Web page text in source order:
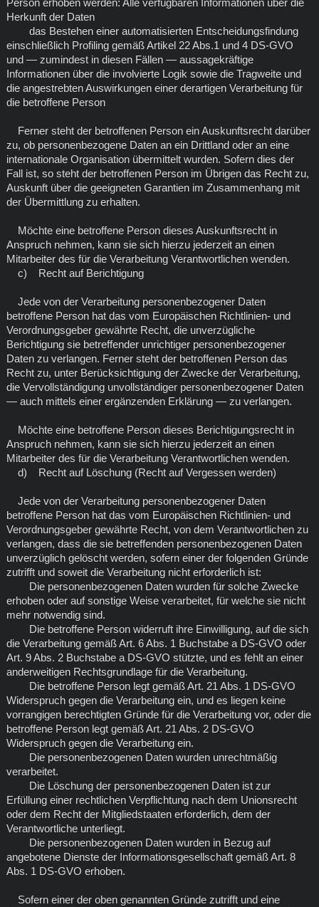
Person erhoben werden: Alle verfügbaren Informationen über die
Herkunft der Daten
das Bestehen einer automatisierten Entscheidungsfindung
einschließlich Profiling gemäß Artikel 22 Abs.1 und 4 DS-GVO
und — zumindest in diesen Fällen — aussagekräftige
Informationen über die involvierte Logik sowie die Tragweite und
die angestrebten Auswirkungen einer derartigen Verarbeitung für
die betroffene Person
Ferner steht der betroffenen Person ein Auskunftsrecht darüber
zu, ob personenbezogene Daten an ein Drittland oder an eine
internationale Organisation übermittelt wurden. Sofern dies der
Fall ist, so steht der betroffenen Person im Übrigen das Recht zu,
Auskunft über die geeigneten Garantien im Zusammenhang mit
der Übermittlung zu erhalten.
Möchte eine betroffene Person dieses Auskunftsrecht in
Anspruch nehmen, kann sie sich hierzu jederzeit an einen
Mitarbeiter des für die Verarbeitung Verantwortlichen wenden.
c) Recht auf Berichtigung
Jede von der Verarbeitung personenbezogener Daten
betroffene Person hat das vom Europäischen Richtlinien- und
Verordnungsgeber gewährte Recht, die unverzügliche
Berichtigung sie betreffender unrichtiger personenbezogener
Daten zu verlangen. Ferner steht der betroffenen Person das
Recht zu, unter Berücksichtigung der Zwecke der Verarbeitung,
die Vervollständigung unvollständiger personenbezogener Daten
— auch mittels einer ergänzenden Erklärung — zu verlangen.
Möchte eine betroffene Person dieses Berichtigungsrecht in
Anspruch nehmen, kann sie sich hierzu jederzeit an einen
Mitarbeiter des für die Verarbeitung Verantwortlichen wenden.
d) Recht auf Löschung (Recht auf Vergessen werden)
Jede von der Verarbeitung personenbezogener Daten
betroffene Person hat das vom Europäischen Richtlinien- und
Verordnungsgeber gewährte Recht, von dem Verantwortlichen zu
verlangen, dass die sie betreffenden personenbezogenen Daten
unverzüglich gelöscht werden, sofern einer der folgenden Gründe
zutrifft und soweit die Verarbeitung nicht erforderlich ist:
Die personenbezogenen Daten wurden für solche Zwecke
erhoben oder auf sonstige Weise verarbeitet, für welche sie nicht
mehr notwendig sind.
Die betroffene Person widerruft ihre Einwilligung, auf die sich
die Verarbeitung gemäß Art. 6 Abs. 1 Buchstabe a DS-GVO oder
Art. 9 Abs. 2 Buchstabe a DS-GVO stützte, und es fehlt an einer
anderweitigen Rechtsgrundlage für die Verarbeitung.
Die betroffene Person legt gemäß Art. 21 Abs. 1 DS-GVO
Widerspruch gegen die Verarbeitung ein, und es liegen keine
vorrangigen berechtigten Gründe für die Verarbeitung vor, oder die
betroffene Person legt gemäß Art. 21 Abs. 2 DS-GVO
Widerspruch gegen die Verarbeitung ein.
Die personenbezogenen Daten wurden unrechtmäßig
verarbeitet.
Die Löschung der personenbezogenen Daten ist zur
Erfüllung einer rechtlichen Verpflichtung nach dem Unionsrecht
oder dem Recht der Mitgliedstaaten erforderlich, dem der
Verantwortliche unterliegt.
Die personenbezogenen Daten wurden in Bezug auf
angebotene Dienste der Informationsgesellschaft gemäß Art. 8
Abs. 1 DS-GVO erhoben.
Sofern einer der oben genannten Gründe zutrifft und eine